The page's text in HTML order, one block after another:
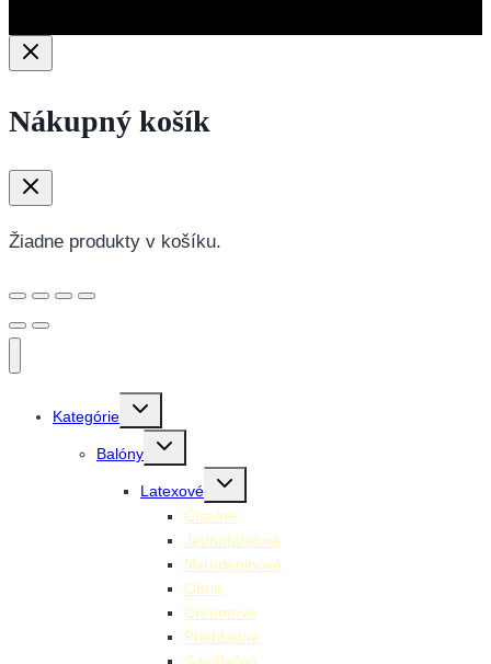
Nákupný košík
Žiadne produkty v košíku.
Kategórie
Toggle
child
menu
Balóny
Toggle
child
Latexové
Toggle
child
menu
Číselné
Jednofarebné
Narodeninové
Obrie
Chrómové
Priehľadné
S potlačou